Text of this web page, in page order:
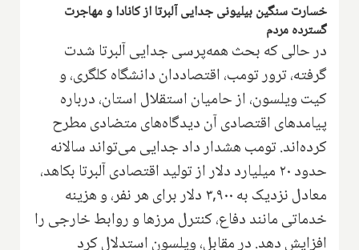
خسارت سنگین بیلیونی جدایی آلبرتا از کانادا و مهاجرت
گسترده مردم
در حالی که بحث همه‌پرسی جدایی آلبرتا شدت
گرفته، ترور تومب، اقتصاددان دانشگاه کلگری، و
کیت ویلسون، از حامیان استقلال استان، درباره
پیامدهای اقتصادی آن دیدگاه‌های متضادی مطرح
کرده‌اند. تومب هشدار داد جدایی می‌تواند سالانه
حدود ۲۰ میلیارد دلار از تولید اقتصادی آلبرتا بکاهد،
معادل نزدیک به ۳,۹۰۰ دلار برای هر نفر، و هزینه
خدماتی مانند دفاع، کنترل مرزها و روابط خارجی را
افزایش دهد. در مقابل، ویلسون استدلال کرد